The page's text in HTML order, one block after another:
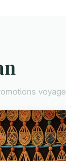
voyage